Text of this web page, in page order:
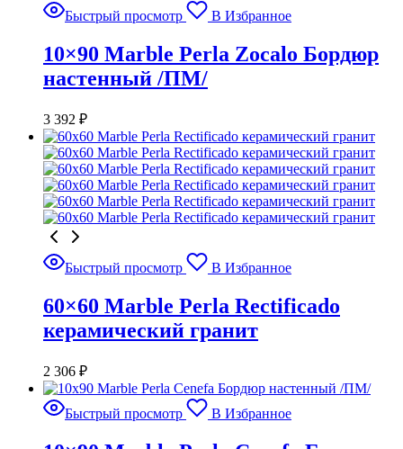
Быстрый просмотр В Избранное
10×90 Marble Perla Zocalo Бордюр
настенный /ПМ/
3 392 ₽
Быстрый просмотр В Избранное
60×60 Marble Perla Rectificado
керамический гранит
2 306 ₽
Быстрый просмотр В Избранное